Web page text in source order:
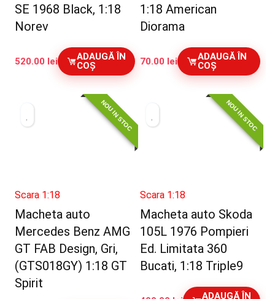
SE 1968 Black, 1:18
Norev
520.00 lei
ADAUGĂ ÎN
COȘ
1:18 American
Diorama
70.00 lei
ADAUGĂ ÎN
COȘ
NOU IN STOC
Scara 1:18
Macheta auto
Mercedes Benz AMG
GT FAB Design, Gri,
(GTS018GY) 1:18 GT
Spirit
NOU IN STOC
Scara 1:18
Macheta auto Skoda
105L 1976 Pompieri
Ed. Limitata 360
Bucati, 1:18 Triple9
ADAUGĂ ÎN